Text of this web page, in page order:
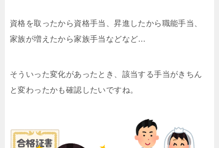
資格を取ったから資格手当、昇進したから職能手当、
家族が増えたから家族手当などなど…
そういった変化があったとき、該当する手当がきちん
と変わったかも確認したいですね。